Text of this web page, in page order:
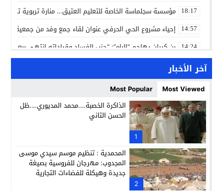
18:17 مؤسسة سجلماسة الخاصة للتعليم العتيق… منارة تربوية تجمع
14:57 إحياء مشروع الحي الحرفي عنوان لقاء جمع وفد من جمعية
14:24 بن كيران يهاجم “البام”: “حزب الفساد وقياداته انتهى
11:33 كمال محرر يقود استئنافية تارودانت: مسار قضائي راسخ ورؤية
حبشان وكيلاً عاماً بتارودانت: ترقية جديدة في الحركة القضائية
21:28 حزب الديمقراطيين الجدد يؤسس منظمتي شباب ونساء الصحراء
13:37 عطش أولاد تايمة وسياسة “الحبة والقبة”: هل أصبح الماء إنجازاً
12:25 انطلاق فعاليات الدورة 12 لمعرض المنتوجات المحلية بأكادير SIPTA (فيديو)
آخر الأخبار
Most Viewed
Most Popular
1
الذاكرة الخصبة….محمد المديوري….ظل
الحسن الثاني
2
المحمدية : تنظيم موسم سيدي موسى
المجدوب: مهرجان للفروسية بصيغة
جديدة وهيكلة للفضاءات التجارية